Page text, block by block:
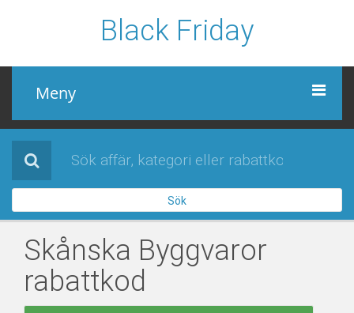
Black Friday
Meny
Black Friday
Alla affärer
Sidor
Sök
Skånska Byggvaror
rabattkod